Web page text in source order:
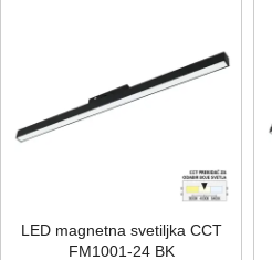
LED magnetna svetiljka CCT
FM1001-⁠24 BK